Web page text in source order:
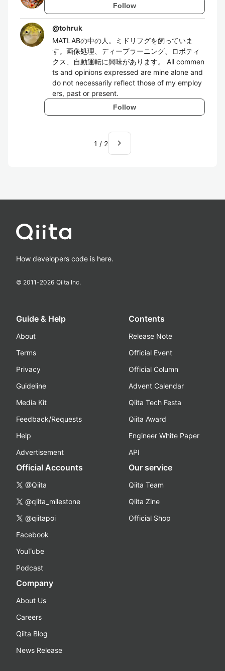
Follow
@tohruk
MATLABの中の人。ミドリフグを飼っていま
す。画像処理、ディープラーニング、ロボティ
クス、自動運転に興味があります。 All commen
ts and opinions expressed are mine alone and
do not necessarily reflect those of my employ
ers, past or present.
Follow
1 / 2 navigate_next
How developers code is here.
© 2011-2026 Qiita Inc.
Guide & Help
About
Terms
Privacy
Guideline
Media Kit
Feedback/Requests
Help
Advertisement
Contents
Release Note
Official Event
Official Column
Advent Calendar
Qiita Tech Festa
Qiita Award
Engineer White Paper
API
Official Accounts
@Qiita
@qiita_milestone
@qiitapoi
Facebook
YouTube
Podcast
Our service
Qiita Team
Qiita Zine
Official Shop
Company
About Us
Careers
Qiita Blog
News Release